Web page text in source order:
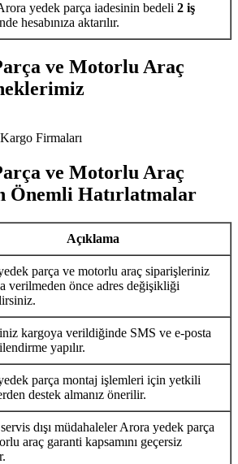
yedek parça iadesinin bedeli 2 iş
hesabınıza aktarılır.
ve Motorlu Araç
Firmaları
ve Motorlu Araç
Önemli Hatırlatmalar
Açıklama
parça ve motorlu araç siparişleriniz
verilmeden önce adres değişikliği
kargoya verildiğinde SMS ve e-posta
yapılır.
parça montaj işlemleri için yetkili
destek almanız önerilir.
dışı müdahaleler Arora yedek parça
araç garanti kapsamını geçersiz